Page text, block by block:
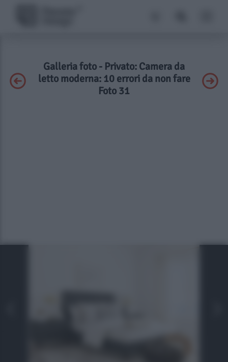
Galleria foto - Privato: Camera da
letto moderna: 10 errori da non fare
Foto 31